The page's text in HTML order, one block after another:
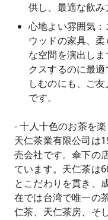
供し、最適な飲み
心地よい雰囲気
ウッドの家具、
な空間を演出し
クスするのに最
しむのにも、ご
です。
- 十人十色のお茶を
天仁茶業有限公司は
売会社です。傘下の
ています。天仁茶は
とこだわりを貫き、
在では台湾で唯一の
仁茶、天仁茶房、そ